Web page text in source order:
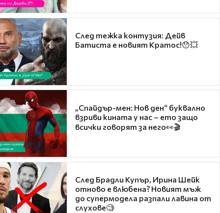
След тежка контузия: Дейв
Батиста е новият Кратос!😯💥
„Спайдър-мен: Нов ден“ буквално
взриви кината у нас – ето защо
всички говорят за него👀🎬
След Брадли Купър, Ирина Шейк
отново е влюбена? Новият мъж
до супермодела разпали лавина от
слухове🧐